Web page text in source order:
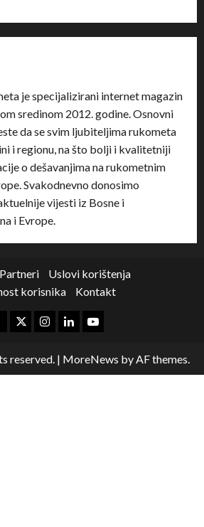
je specijalizirani internet magazin
sredinom 2012. godine. Osnovni
da se svim ljubiteljima rukometa
i regionu, na što bolji i kvalitetniji
o dešavanjima na rukometnim
Svakodnevno donosimo
vijesti iz Bosne i
i Evrope.
Partneri
Uslovi korištenja
korisnika
Kontakt
reserved. | MoreNews by AF themes.